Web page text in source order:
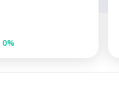
0%